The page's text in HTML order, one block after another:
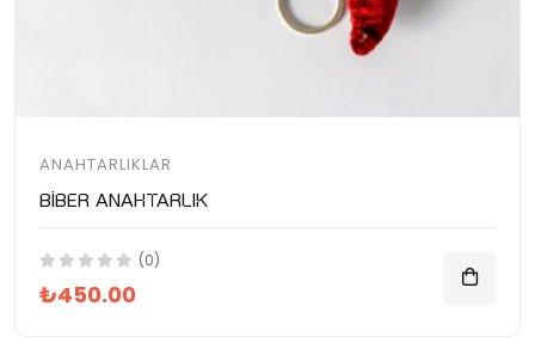
ANAHTARLIKLAR
Biber Anahtarlık
(0)
₺450.00